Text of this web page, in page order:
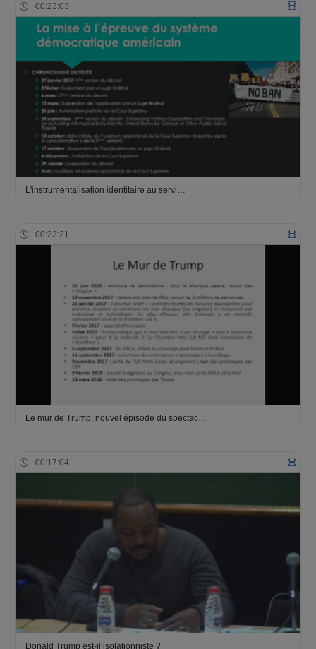
00:23:03
L'instrumentalisation identitaire au servi…
00:23:21
Le mur de Trump, nouvel épisode du spectac…
00:17:04
Donald Trump est-il isolationniste ?